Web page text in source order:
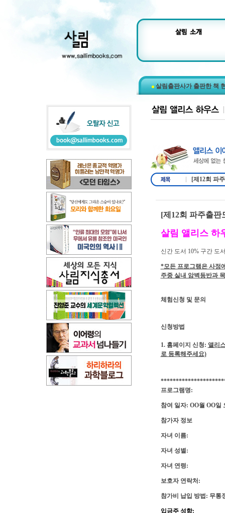
살림출판사가 출판한 책
[제12회 파
[제12회 파주출판
살림 앨리스 하
신간 도서 10% 구간 도
*모든 프로그램은 사정
주중 실내 암벽등반과
체험신청 및 문의
신청방법
1. 홈페이지 신청: 앨리
로 등록해주세요)
프로그램명:
참여 일자: OO월 OO일
참가자 정보
자녀 이름:
자녀 성별:
자녀 연령:
보호자 연락처:
참가비 납입 방법: 무통
입금주 성함: